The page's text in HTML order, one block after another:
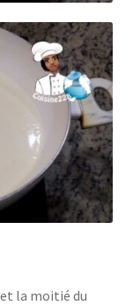
la moitié du